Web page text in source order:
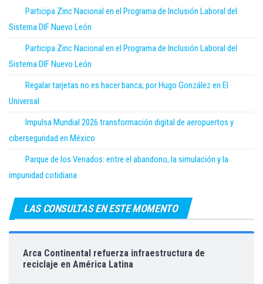
Participa Zinc Nacional en el Programa de Inclusión Laboral del
Sistema DIF Nuevo León
Participa Zinc Nacional en el Programa de Inclusión Laboral del
Sistema DIF Nuevo León
Regalar tarjetas no es hacer banca; por Hugo González en El
Universal
Impulsa Mundial 2026 transformación digital de aeropuertos y
ciberseguridad en México
Parque de los Venados: entre el abandono, la simulación y la
impunidad cotidiana
LAS CONSULTAS EN ESTE MOMENTO
Arca Continental refuerza infraestructura de
reciclaje en América Latina